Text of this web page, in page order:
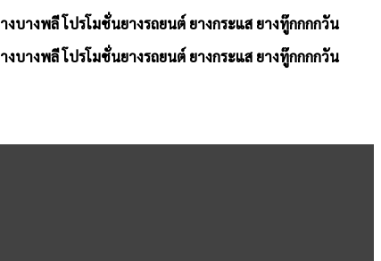
บางพลี โปรโมชั่นยางรถยนต์ ยางกระแส ยางทู๊กกกกวัน
บางพลี โปรโมชั่นยางรถยนต์ ยางกระแส ยางทู๊กกกกวัน